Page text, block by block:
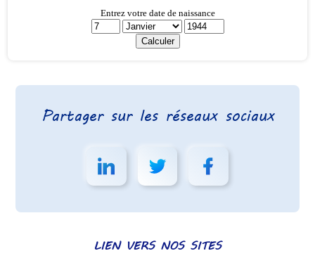
Partager sur les réseaux sociaux
LIEN VERS NOS SITES